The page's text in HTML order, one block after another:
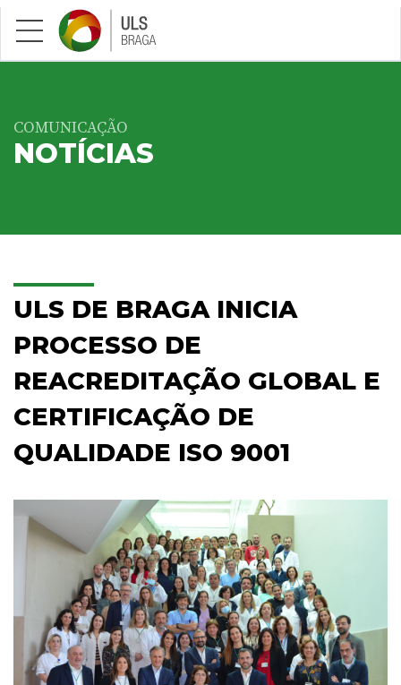
Saltar para conteúdo principal
COMUNICAÇÃO
NOTÍCIAS
ULS DE BRAGA INICIA
PROCESSO DE
REACREDITAÇÃO GLOBAL E
CERTIFICAÇÃO DE
QUALIDADE ISO 9001